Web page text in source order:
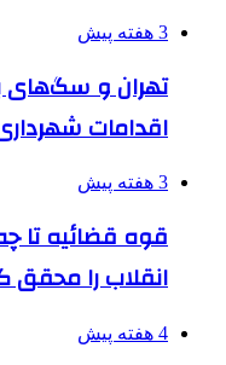
3 هفته پیش
تهران و سگ‌های
اقدامات
3 هفته پیش
قوه قضائیه تا
انقلاب را محقق
4 هفته پیش